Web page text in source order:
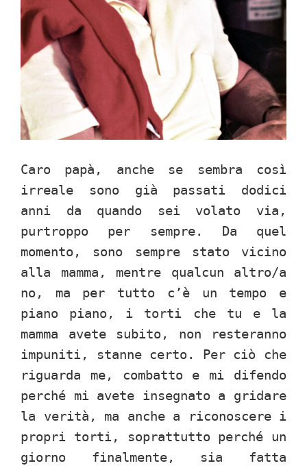
Caro papà, anche se sembra così
irreale sono già passati dodici
anni da quando sei volato via,
purtroppo per sempre. Da quel
momento, sono sempre stato vicino
alla mamma, mentre qualcun altro/a
no, ma per tutto c’è un tempo e
piano piano, i torti che tu e la
mamma avete subito, non resteranno
impuniti, stanne certo. Per ciò che
riguarda me, combatto e mi difendo
perché mi avete insegnato a gridare
la verità, ma anche a riconoscere i
propri torti, soprattutto perché un
giorno finalmente, sia fatta